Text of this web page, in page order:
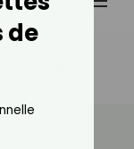
Frigo ? Les
de